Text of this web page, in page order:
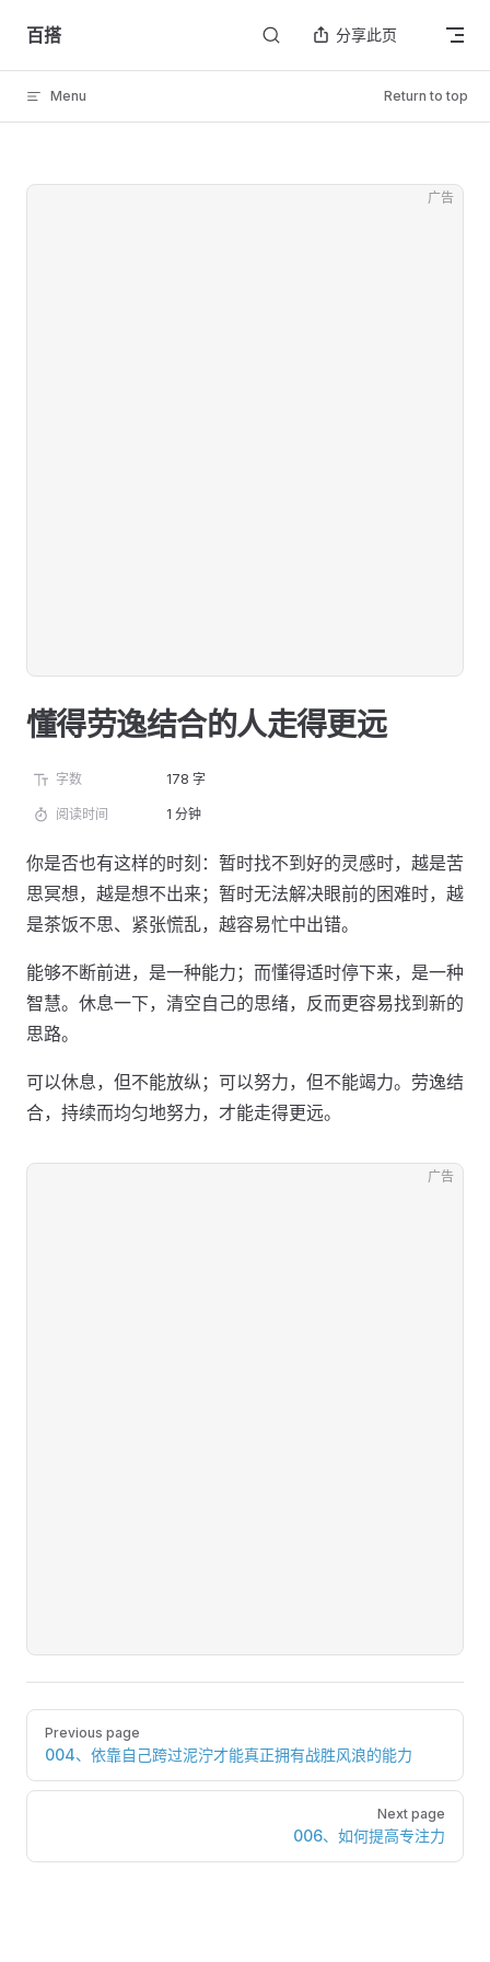
Skip to content
百搭 分享此页
Menu Return to top
广告
懂得劳逸结合的人走得更远
字数 178 字
阅读时间 1 分钟
你是否也有这样的时刻：暂时找不到好的灵感时，越是苦
思冥想，越是想不出来；暂时无法解决眼前的困难时，越
是茶饭不思、紧张慌乱，越容易忙中出错。
能够不断前进，是一种能力；而懂得适时停下来，是一种
智慧。休息一下，清空自己的思绪，反而更容易找到新的
思路。
可以休息，但不能放纵；可以努力，但不能竭力。劳逸结
合，持续而均匀地努力，才能走得更远。
广告
Pager
Previous page
004、依靠自己跨过泥泞才能真正拥有战胜风浪的能力
Next page
006、如何提高专注力